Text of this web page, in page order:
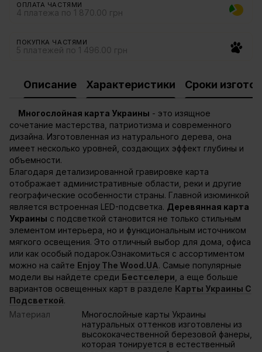
ОПЛАТА ЧАСТЯМИ
4 платежа по 1 870.00 грн
ПОКУПКА ЧАСТЯМИ
5 платежей по 1 496.00 грн
Описание Характеристики Сроки
Многослойная карта Украины - это изящное
сочетание мастерства, патриотизма и современного
дизайна. Изготовленная из натурального дерева, она
имеет несколько уровней, создающих эффект глубины и
объемности.
Благодаря детализированной гравировке карта
отображает административные области, реки и другие
географические особенности страны. Главной изюминкой
является встроенная LED-подсветка. Деревянная карта
Украины с подсветкой становится не только стильным
элементом интерьера, но и функциональным источником
мягкого освещения. Это отличный выбор для дома, офиса
или как особый подарок.Ознакомиться с ассортиментом
можно на сайте Enjoy The Wood.UA. Самые популярные
модели вы найдете среди Бестселери , а еще больше
вариантов освещенных карт в разделе Карты Украины С
Подсветкой.
Материал
Многослойные карты Украины
натуральных оттенков изготовлены из
высококачественной березовой фанеры,
которая тонируется в естественный